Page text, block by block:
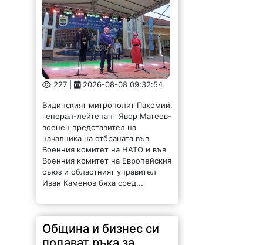
227 | 2026-08-08 09:32:54
Видинският митрополит Пахомий,
генерал-лейтенант Явор Матеев-
военен представител на
началника на отбраната във
Военния комитет на НАТО и във
Военния комитет на Европейския
съюз и областният управител
Иван Каменов бяха сред...
Община и бизнес си